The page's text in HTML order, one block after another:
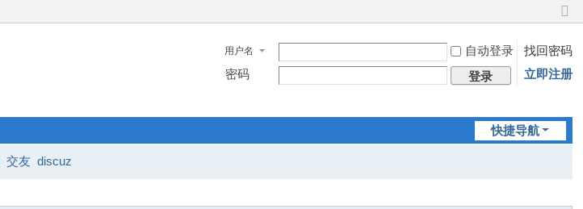
切
到
窄
版
用户名 自动登录
找回密码
密码
登录 立即注册
快捷导航
交友 discuz